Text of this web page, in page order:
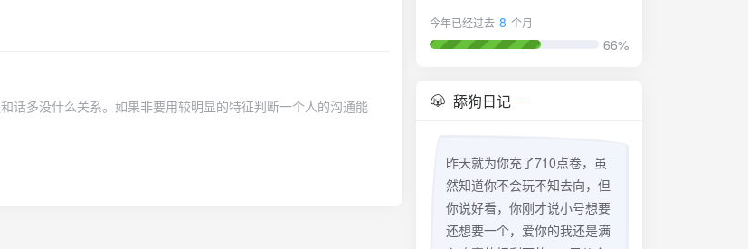
霍青春。一旦进入35岁，男性失去工作优先权，再美的女性也会失
出身的孩子，在社会认知上，比公务员，商人家的孩子要晚醒，因
鼓励孩子读书就很不错了，通常只有天赋高，运气好，十几二十岁
点崛醒。世界是残酷的，越早醒越好。
话多没什么关系。如果非要用较明显的特征判断一个人的沟通能
今年已经过去 8 个月
66%
舔狗日记
昨天就为你充了710点卷，虽
然知道你不会玩不知去向，但
你说好看，你刚才说小号想要
还想要一个，爱你的我还是满